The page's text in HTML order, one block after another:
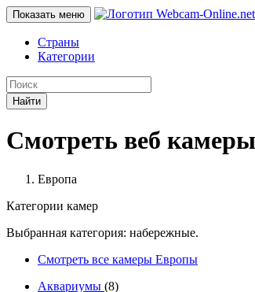
Показать меню
Страны
Категории
Найти
Смотреть веб
Европа
Категории камер
Выбранная категория: набережные.
Смотреть все камеры Европы
Аквариумы (8)